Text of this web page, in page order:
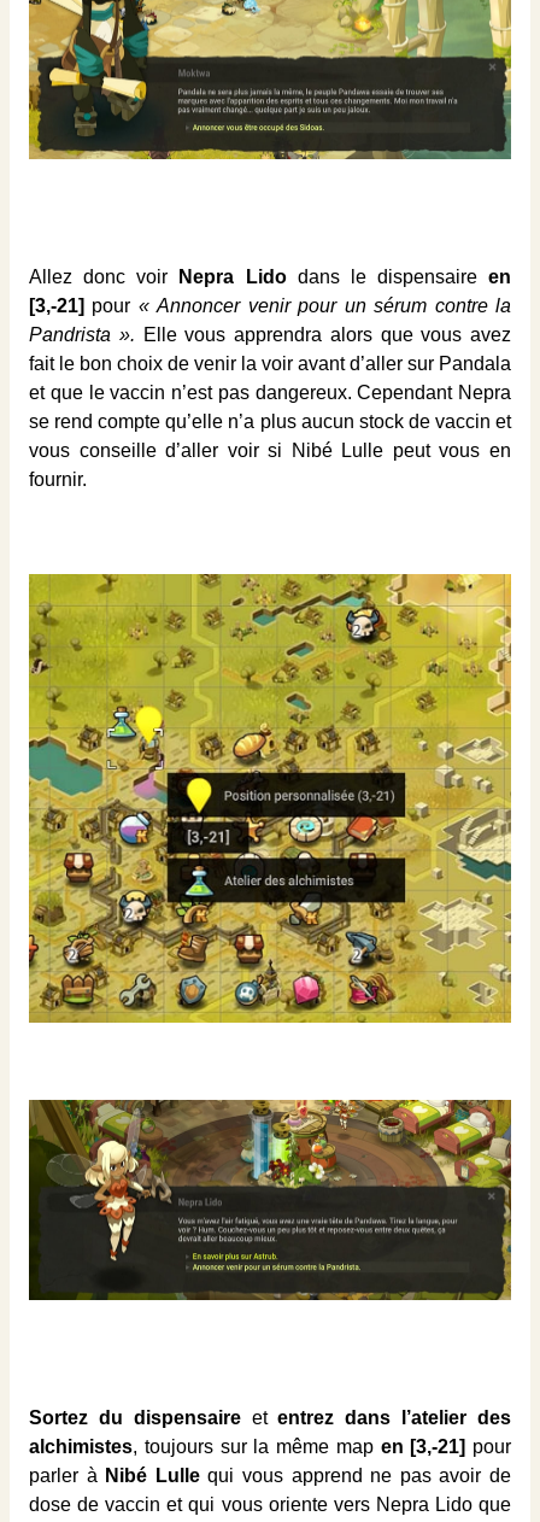
Allez donc voir Nepra Lidodans le dispensaire en
[3,-21] pour « Annoncer venir pour un sérum contre la
Pandrista ». Elle vous apprendra alors que vous avez
fait le bon choix de venir la voir avant d’aller sur Pandala
et que le vaccin n’est pas dangereux. Cependant Nepra
se rend compte qu’elle n’a plus aucun stock de vaccin et
vous conseille d’aller voir si Nibé Lulle peut vous en
fournir.
Sortez du dispensaireetentrez dans l’atelier des
alchimistes, toujours sur la même map en [3,-21] pour
parler à Nibé Lullequi vous apprend ne pas avoir de
dose de vaccin et qui vous oriente vers Nepra Lido que